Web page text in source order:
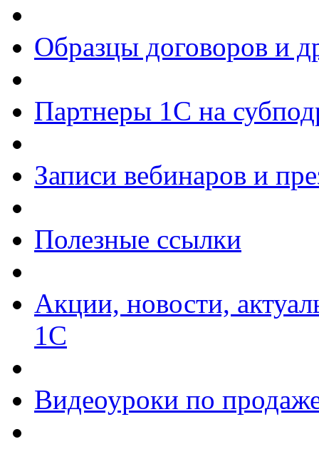
Образцы договоров и
Партнеры 1С на
Записи вебинаров и
Полезные ссылки
Акции, новости,
1С
Видеоуроки по